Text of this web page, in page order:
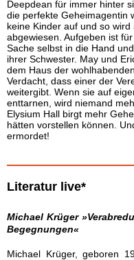
Deepdean für immer hinter
die perfekte Geheimagentin
keine Kinder auf und so
abgewiesen. Aufgeben ist
Sache selbst in die Hand
ihrer Schwester. May und
dem Haus der
Verdacht, dass einer der
weitergibt. Wenn sie auf
enttarnen, wird niemand
Elysium Hall birgt mehr
hätten vorstellen können.
ermordet!
Literatur live*
Michael Krüger
Begegnungen«
Michael Krüger, geboren